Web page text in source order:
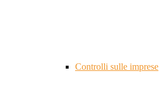
Controlli sulle imprese